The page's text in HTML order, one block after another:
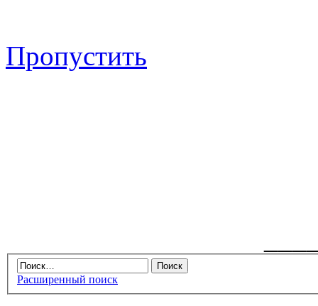
Пропустить
Расширенный поиск